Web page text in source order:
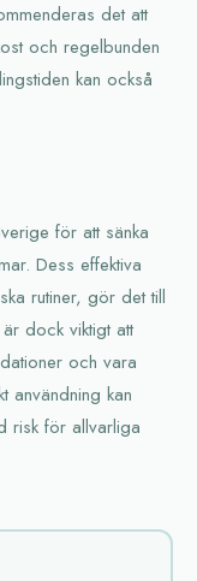
det att
och regelbunden
kan också
för att sänka
Dess effektiva
rutiner, gör det till
dock viktigt att
och vara
användning kan
risk för allvarliga